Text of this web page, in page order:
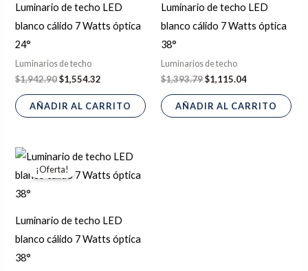
Luminario de techo LED
blanco cálido 7 Watts óptica
24°
Luminarios de techo
$1,942.90$1,554.32
AÑADIR AL CARRITO
Luminario de techo LED
blanco cálido 7 Watts óptica
38°
Luminarios de techo
$1,393.79$1,115.04
AÑADIR AL CARRITO
¡Oferta!
Luminario de techo LED
blanco cálido 7 Watts óptica
38°
El
precio
original
El
precio
actual